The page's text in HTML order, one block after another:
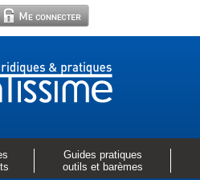
Guides pratiques
outils et barèmes